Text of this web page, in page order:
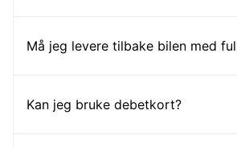
Må jeg levere tilbake bilen med
Kan jeg bruke debetkort?